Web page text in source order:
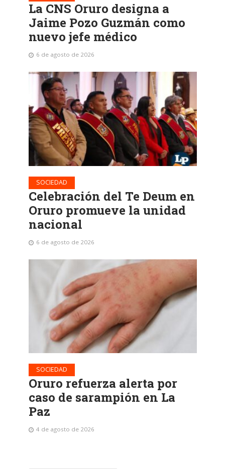
La CNS Oruro designa a
Jaime Pozo Guzmán como
nuevo jefe médico
6 de agosto de 2026
SOCIEDAD
Celebración del Te Deum en
Oruro promueve la unidad
nacional
6 de agosto de 2026
SOCIEDAD
Oruro refuerza alerta por
caso de sarampión en La
Paz
4 de agosto de 2026